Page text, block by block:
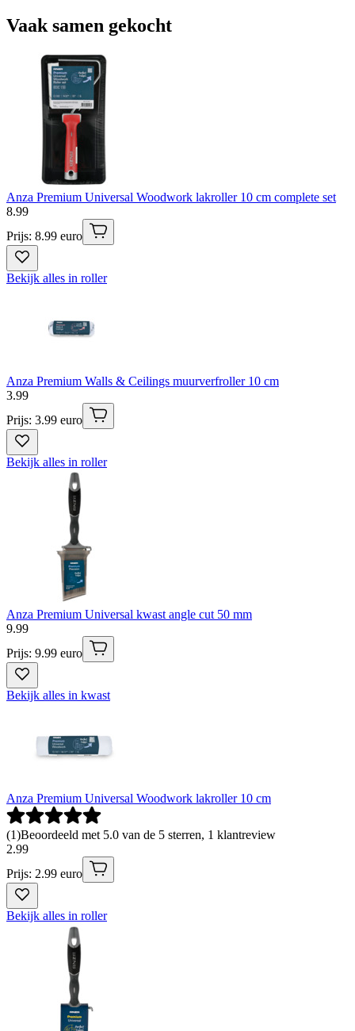
Vaak samen gekocht
Anza Premium Universal Woodwork lakroller 10 cm complete set
8.99
Prijs: 8.99 euro
Bekijk alles in roller
Anza Premium Walls & Ceilings muurverfroller 10 cm
3.99
Prijs: 3.99 euro
Bekijk alles in roller
Anza Premium Universal kwast angle cut 50 mm
9.99
Prijs: 9.99 euro
Bekijk alles in kwast
Anza Premium Universal Woodwork lakroller 10 cm
(1)Beoordeeld met 5.0 van de 5 sterren, 1 klantreview
2.99
Prijs: 2.99 euro
Bekijk alles in roller